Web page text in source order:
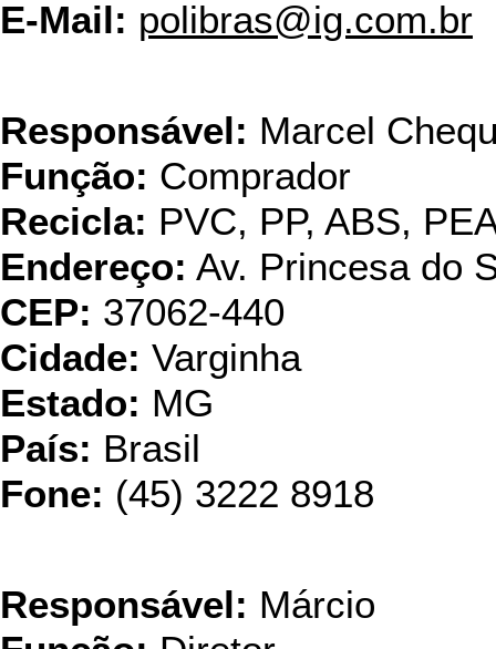
E-Mail: polibras@ig.com.br
Responsável: Marcel
Função: Comprador
Recicla: PVC, PP, ABS,
Endereço: Av. Princesa do
CEP: 37062-440
Cidade: Varginha
Estado: MG
País: Brasil
Fone: (45) 3222 8918
Responsável: Márcio